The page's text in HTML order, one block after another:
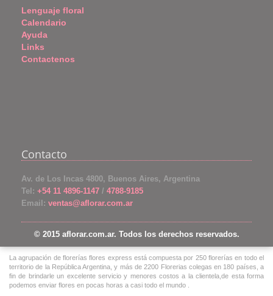
Lenguaje floral
Calendario
Ayuda
Links
Contactenos
Contacto
Av. de Los Incas 4800, Buenos Aires, Argentina
Tel: +54 11 4896-1147 / 4788-9185
Email: ventas@aflorar.com.ar
© 2015 aflorar.com.ar. Todos los derechos reservados.
La agrupación de florerías flores express está compuesta por 250 florerías en todo el
territorio de la República Argentina, y más de 2200 Florerias colegas en 180 países, a
fin de brindarle un excelente servicio y menores costos a la clientela,de esta forma
podemos enviar flores en pocas horas a casi todo el mundo .